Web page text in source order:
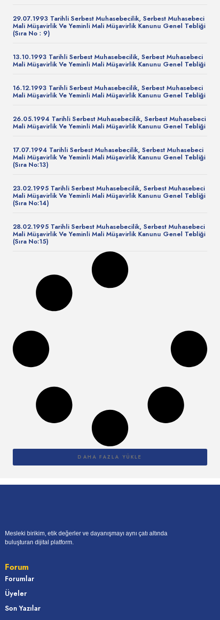
29.07.1993 Tarihli Serbest Muhasebecilik, Serbest Muhasebeci
Mali Müşavirlik Ve Yeminli Mali Müşavirlik Kanunu Genel Tebliği
(Sıra No : 9)
13.10.1993 Tarihli Serbest Muhasebecilik, Serbest Muhasebeci
Mali Müşavirlik Ve Yeminli Mali Müşavirlik Kanunu Genel Tebliği
16.12.1993 Tarihli Serbest Muhasebecilik, Serbest Muhasebeci
Mali Müşavirlik Ve Yeminli Mali Müşavirlik Kanunu Genel Tebliği
26.05.1994 Tarihli Serbest Muhasebecilik, Serbest Muhasebeci
Mali Müşavirlik Ve Yeminli Mali Müşavirlik Kanunu Genel Tebliği
17.07.1994 Tarihli Serbest Muhasebecilik, Serbest Muhasebeci
Mali Müşavirlik Ve Yeminli Mali Müşavirlik Kanunu Genel Tebliği
(Sıra No:13)
23.02.1995 Tarihli Serbest Muhasebecilik, Serbest Muhasebeci
Mali Müşavirlik Ve Yeminli Mali Müşavirlik Kanunu Genel Tebliği
(Sıra No:14)
28.02.1995 Tarihli Serbest Muhasebecilik, Serbest Muhasebeci
Mali Müşavirlik Ve Yeminli Mali Müşavirlik Kanunu Genel Tebliği
(Sıra No:15)
DAHA FAZLA YÜKLE
Mesleki birikim, etik değerler ve dayanışmayı aynı çatı altında
buluşturan dijital platform.
Forum
Forumlar
Üyeler
Son Yazılar